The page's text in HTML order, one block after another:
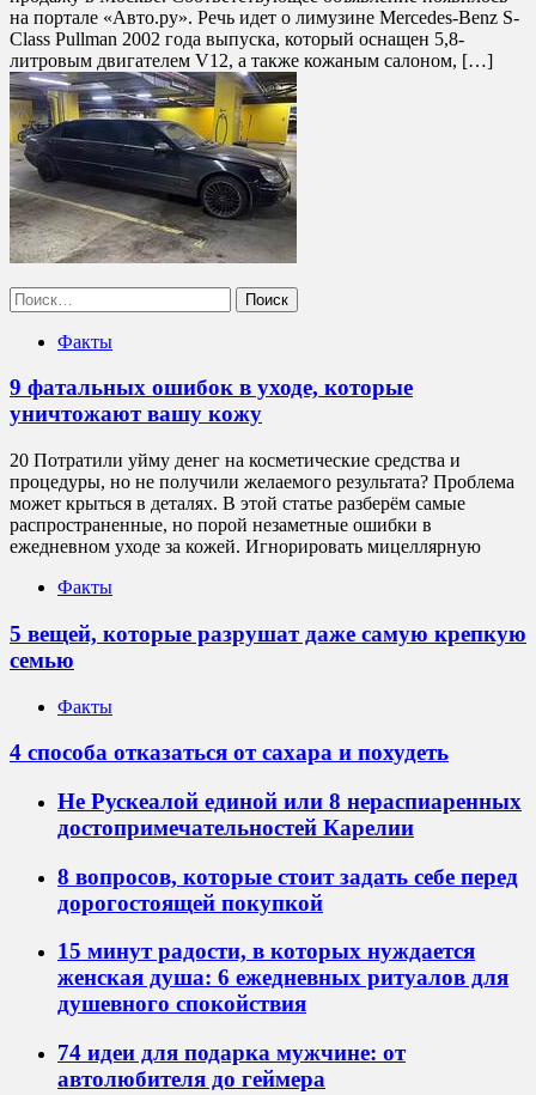
на портале «Авто.ру». Речь идет о лимузине Mercedes-Benz S-
Class Pullman 2002 года выпуска, который оснащен 5,8-
литровым двигателем V12, а также кожаным салоном, […]
Найти:
Факты
9 фатальных ошибок в уходе, которые
уничтожают вашу кожу
20 Потратили уйму денег на косметические средства и
процедуры, но не получили желаемого результата? Проблема
может крыться в деталях. В этой статье разберём самые
распространенные, но порой незаметные ошибки в
ежедневном уходе за кожей. Игнорировать мицеллярную
Факты
5 вещей, которые разрушат даже самую крепкую
семью
Факты
4 способа отказаться от сахара и похудеть
Не Рускеалой единой или 8 нераспиаренных
достопримечательностей Карелии
8 вопросов, которые стоит задать себе перед
дорогостоящей покупкой
15 минут радости, в которых нуждается
женская душа: 6 ежедневных ритуалов для
душевного спокойствия
74 идеи для подарка мужчине: от
автолюбителя до геймера